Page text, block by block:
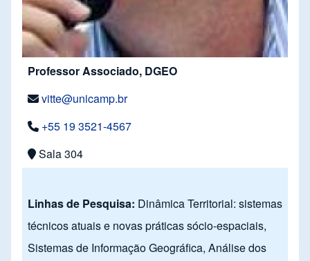
Professor Associado, DGEO
vitte@unicamp.br
+55 19 3521-4567
Sala 304
Linhas de Pesquisa: Dinâmica Territorial: sistemas
técnicos atuais e novas práticas sócio-espaciais,
Sistemas de Informação Geográfica, Análise dos